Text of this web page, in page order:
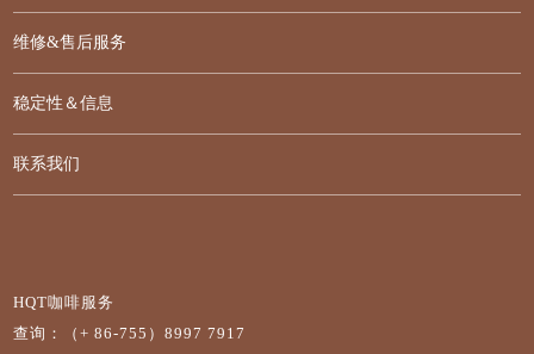
维修&售后服务
稳定性＆信息
联系我们
HQT咖啡服务
查询：（+ 86-755）8997 7917